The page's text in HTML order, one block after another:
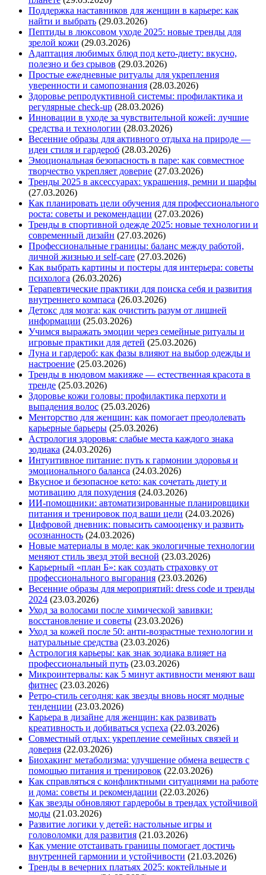
Поддержка наставников для женщин в карьере: как
найти и выбрать (29.03.2026)
Пептиды в люксовом уходе 2025: новые тренды для
зрелой кожи (29.03.2026)
Адаптация любимых блюд под кето-диету: вкусно,
полезно и без срывов (29.03.2026)
Простые ежедневные ритуалы для укрепления
уверенности и самопознания (28.03.2026)
Здоровье репродуктивной системы: профилактика и
регулярные check-up (28.03.2026)
Инновации в уходе за чувствительной кожей: лучшие
средства и технологии (28.03.2026)
Весенние образы для активного отдыха на природе —
идеи стиля и гардероб (28.03.2026)
Эмоциональная безопасность в паре: как совместное
творчество укрепляет доверие (27.03.2026)
Тренды 2025 в аксессуарах: украшения, ремни и шарфы
(27.03.2026)
Как планировать цели обучения для профессионального
роста: советы и рекомендации (27.03.2026)
Тренды в спортивной одежде 2025: новые технологии и
современный дизайн (27.03.2026)
Профессиональные границы: баланс между работой,
личной жизнью и self-care (27.03.2026)
Как выбрать картины и постеры для интерьера: советы
психолога (26.03.2026)
Терапевтические практики для поиска себя и развития
внутреннего компаса (26.03.2026)
Детокс для мозга: как очистить разум от лишней
информации (25.03.2026)
Учимся выражать эмоции через семейные ритуалы и
игровые практики для детей (25.03.2026)
Луна и гардероб: как фазы влияют на выбор одежды и
настроение (25.03.2026)
Тренды в нюдовом макияже — естественная красота в
тренде (25.03.2026)
Здоровье кожи головы: профилактика перхоти и
выпадения волос (25.03.2026)
Менторство для женщин: как помогает преодолевать
карьерные барьеры (25.03.2026)
Астрология здоровья: слабые места каждого знака
зодиака (24.03.2026)
Интуитивное питание: путь к гармонии здоровья и
эмоционального баланса (24.03.2026)
Вкусное и безопасное кето: как сочетать диету и
мотивацию для похудения (24.03.2026)
ИИ-помощники: автоматизированные планировщики
питания и тренировок под ваши цели (24.03.2026)
Цифровой дневник: повысить самооценку и развить
осознанность (24.03.2026)
Новые материалы в моде: как экологичные технологии
меняют стиль звезд этой весной (23.03.2026)
Карьерный «план Б»: как создать страховку от
профессионального выгорания (23.03.2026)
Весенние образы для мероприятий: dress code и тренды
2024 (23.03.2026)
Уход за волосами после химической завивки:
восстановление и советы (23.03.2026)
Уход за кожей после 50: анти-возрастные технологии и
натуральные средства (23.03.2026)
Астрология карьеры: как знак зодиака влияет на
профессиональный путь (23.03.2026)
Микроинтервалы: как 5 минут активности меняют ваш
фитнес (23.03.2026)
Ретро-стиль сегодня: как звезды вновь носят модные
тенденции (23.03.2026)
Карьера в дизайне для женщин: как развивать
креативность и добиваться успеха (22.03.2026)
Совместный отдых: укрепление семейных связей и
доверия (22.03.2026)
Биохакинг метаболизма: улучшение обмена веществ с
помощью питания и тренировок (22.03.2026)
Как справляться с конфликтными ситуациями на работе
и дома: советы и рекомендации (22.03.2026)
Как звезды обновляют гардеробы в трендах устойчивой
моды (21.03.2026)
Развитие логики у детей: настольные игры и
головоломки для развития (21.03.2026)
Как умение отстаивать границы помогает достичь
внутренней гармонии и устойчивости (21.03.2026)
Тренды в вечерних платьях 2025: коктейльные и